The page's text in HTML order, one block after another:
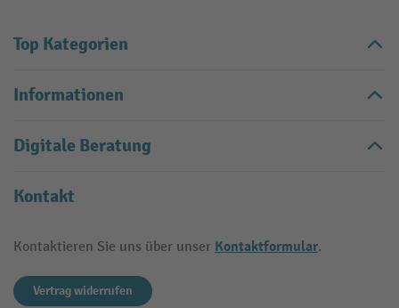
Top Kategorien
Informationen
Digitale Beratung
Kontakt
Kontaktieren Sie uns über unser Kontaktformular.
Vertrag widerrufen